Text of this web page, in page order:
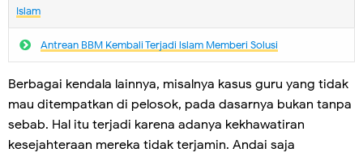
Islam
Antrean BBM Kembali Terjadi lslam Memberi Solusi
Berbagai kendala lainnya, misalnya kasus guru yang tidak
mau ditempatkan di pelosok, pada dasarnya bukan tanpa
sebab. Hal itu terjadi karena adanya kekhawatiran
kesejahteraan mereka tidak terjamin. Andai saja